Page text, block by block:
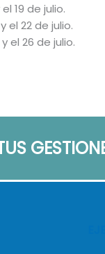
19 de julio.
el 22 de julio.
el 26 de julio.